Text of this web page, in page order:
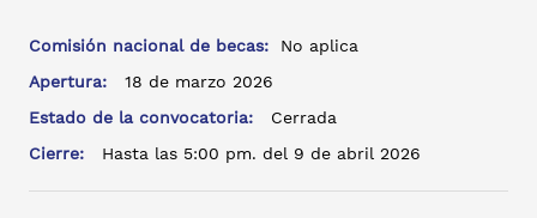
Comisión nacional de becas: No aplica
Apertura:
18 de marzo 2026
Estado de la convocatoria:
Cerrada
Cierre:
Hasta las 5:00 pm. del 9 de abril 2026